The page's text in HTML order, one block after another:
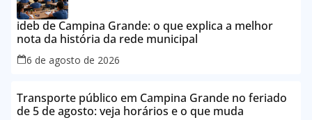
ideb de Campina Grande: o que explica a melhor
nota da história da rede municipal
6 de agosto de 2026
Transporte público em Campina Grande no feriado
de 5 de agosto: veja horários e o que muda